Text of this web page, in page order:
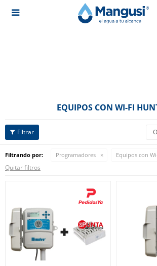

EQUIPOS CON WI-FI
Filtrando por: Programadores Equipos con
Quitar filtros